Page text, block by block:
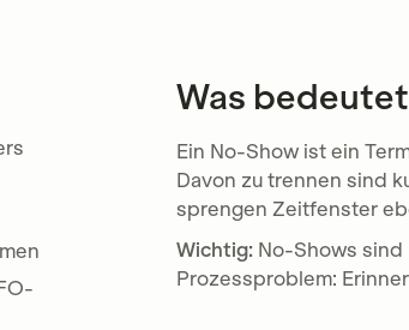
Was
Ein No-Show ist ein
Davon zu trennen sind
sprengen Zeitfenster
Wichtig: No-Shows sind
Prozessproblem: